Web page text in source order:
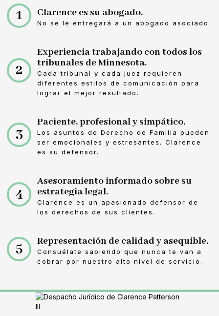
1 Clarence es su abogado.
No se le entregará a un abogado asociado
2
Experiencia trabajando con todos los
tribunales de Minnesota.
Cada tribunal y cada juez requieren
diferentes estilos de comunicación para
lograr el mejor resultado.
3
Paciente, profesional y simpático.
Los asuntos de Derecho de Familia pueden
ser emocionales y estresantes. Clarence
es su defensor.
4
Asesoramiento informado sobre su
estrategia legal.
Clarence es un apasionado defensor de
los derechos de sus clientes.
5 Representación de calidad y asequible.
Consuélate sabiendo que nunca te van a
cobrar por nuestro alto nivel de servicio.